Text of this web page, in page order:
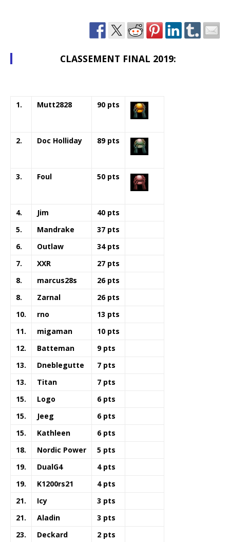
CLASSEMENT FINAL 2019:
1. Mutt2828 90 pts
2. Doc Holliday 89 pts
3. Foul 50 pts
4. Jim
40 pts
5.
Mandrake
37 pts
6.
Outlaw
34 pts
7.
XXR
27 pts
8.
marcus28s
26 pts
8.
Zarnal
26 pts
10.
rno
13 pts
11.
migaman
10 pts
12.
Batteman
9 pts
13.
Dneblegutte
7 pts
13.
Titan
7 pts
15.
Logo
6 pts
15.
Jeeg
6 pts
15.
Kathleen
6 pts
18.
Nordic Power
5 pts
19.
DualG4
4 pts
19.
K1200rs21
4 pts
21.
Icy
3 pts
21.
Aladin
3 pts
23.
Deckard
2 pts